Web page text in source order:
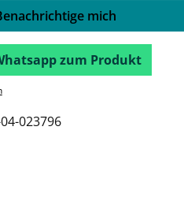
mich
zum Produkt
023796